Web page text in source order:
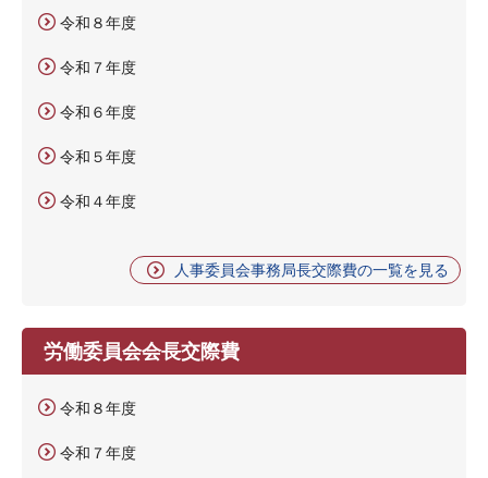
令和８年度
令和７年度
令和６年度
令和５年度
令和４年度
人事委員会事務局長交際費の一覧を見る
労働委員会会長交際費
令和８年度
令和７年度